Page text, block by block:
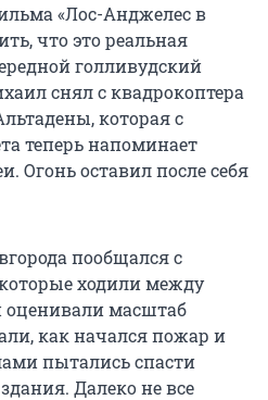
«Лос-Анджелес в
что это реальная
голливудский
снял с квадрокоптера
которая с
теперь напоминает
Огонь оставил после себя
пообщался с
ходили между
масштаб
как начался пожар и
пытались спасти
Далеко не все